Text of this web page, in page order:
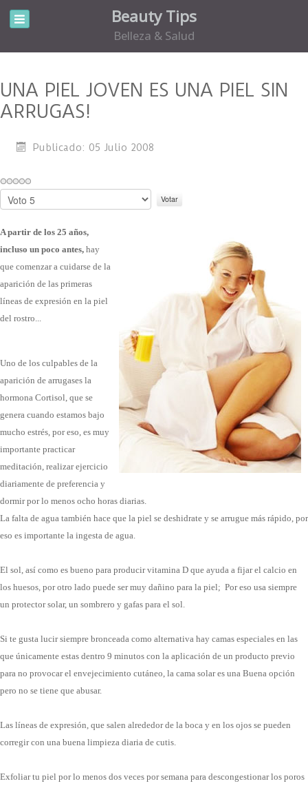
Beauty Tips
Belleza & Salud
UNA PIEL JOVEN ES UNA PIEL SIN
ARRUGAS!
Publicado: 05 Julio 2008
Por
favor,
vote
A partir de los 25 años,
incluso un poco antes, hay
que comenzar a cuidarse de la
aparición de las primeras
líneas de expresión en la piel
del rostro...
Uno de los culpables de la
aparición de arrugases la
hormona Cortisol, que se
genera cuando estamos bajo
mucho estrés, por eso, es muy
importante practicar
meditación, realizar ejercicio
diariamente de preferencia y
dormir por lo menos ocho horas diarias.
La falta de agua también hace que la piel se deshidrate y se arrugue más rápido, por
eso es importante la ingesta de agua.
El sol, así como es bueno para producir vitamina D que ayuda a fijar el calcio en
los huesos, por otro lado puede ser muy dañino para la piel; Por eso usa siempre
un protector solar, un sombrero y gafas para el sol.
Si te gusta lucir siempre bronceada como alternativa hay camas especiales en las
que únicamente estas dentro 9 minutos con la aplicación de un producto previo
para no provocar el envejecimiento cutáneo, la cama solar es una Buena opción
pero no se tiene que abusar.
Las líneas de expresión, que salen alrededor de la boca y en los ojos se pueden
corregir con una buena limpieza diaria de cutis.
Exfoliar tu piel por lo menos dos veces por semana para descongestionar los poros